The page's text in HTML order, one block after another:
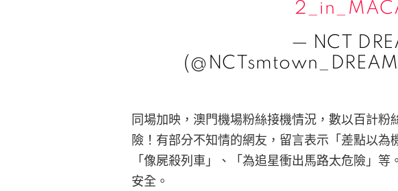
— NCT
同場加映，澳門機場粉絲接機情況，數以百計粉
險！有部分不知情的網友，留言表示「差點以為
「像屍殺列車」、「為追星衝出馬路太危險」
安全。